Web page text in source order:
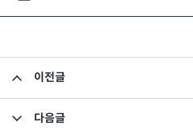
이전글
다음글